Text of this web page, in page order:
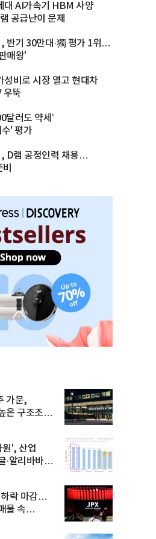
대 AI가속기 HBM 사양
공급난이 문제
반기 30만대·獨 평가 1위…
매왕'
성비로 시장 열고 현대차
우뚝
달러도 약세’
' 평가
, D램 공정인력 채용…
가문,
은 구조조정
원', 산업
·알리바바
하락 마감…
물 속